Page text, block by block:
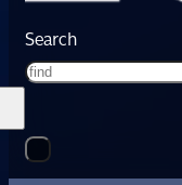
Search